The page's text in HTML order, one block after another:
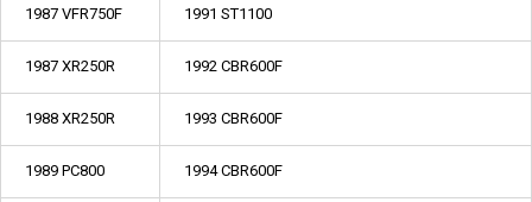
1987 VFR750F 1991 ST1100
1987 XR250R 1992 CBR600F
1988 XR250R 1993 CBR600F
1989 PC800 1994 CBR600F